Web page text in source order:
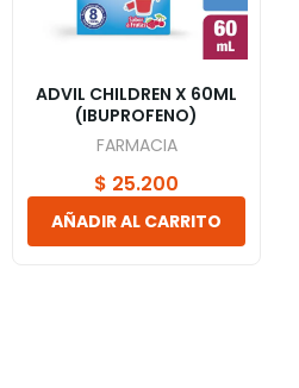
ADVIL CHILDREN X 60ML
(IBUPROFENO)
FARMACIA
$ 25.200
AÑADIR AL CARRITO